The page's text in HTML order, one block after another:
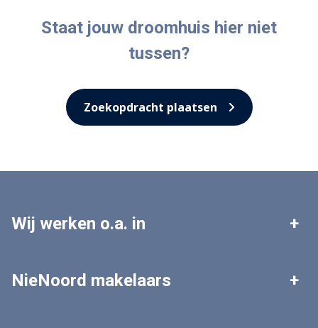
Staat jouw droomhuis hier niet
tussen?
Zoekopdracht plaatsen
Wij werken o.a. in
NieNoord makelaars